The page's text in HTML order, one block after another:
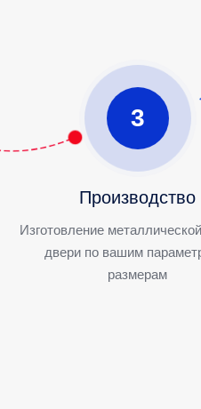
3
Производство
Изготовление
двери по вашим
размерам